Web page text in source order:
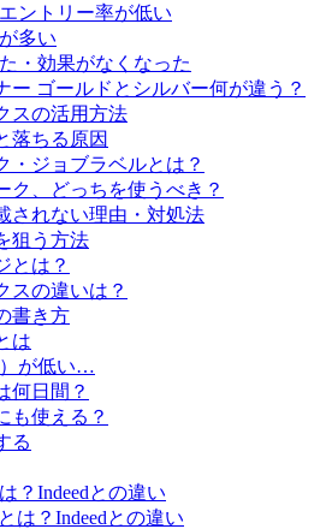
ントリー率が低い
多い
・効果がなくなった
ー ゴールドとシルバー何が違う？
スの活用方法
落ちる原因
・ジョブラベルとは？
ク、どっちを使うべき？
されない理由・対処法
狙う方法
とは？
スの違いは？
書き方
は
が低い…
何日間？
も使える？
る
？Indeedとの違い
は？Indeedとの違い